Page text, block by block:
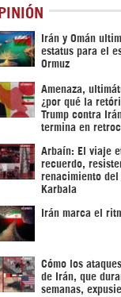
Irán y Omán
estatus para el
Ormuz
Amenaza,
¿por qué la
Trump contra
termina en
Arbaín: El viaje
recuerdo,
renacimiento del
Karbala
Irán marca el
Cómo los
de Irán, que
semanas,